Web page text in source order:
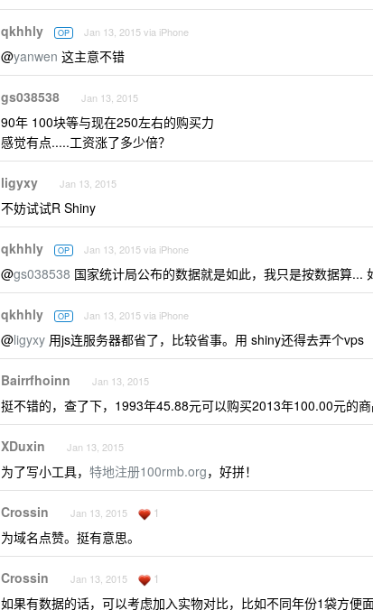
qkhhly OP Jan 13, 2015 via iPhone
@yanwen 这主意不错
gs038538 Jan 13, 2015
90年 100块等与现在250左右的购买力
感觉有点.....工资涨了多少倍？
ligyxy Jan 13, 2015
不妨试试R Shiny
qkhhly OP Jan 13, 2015 via iPhone
@gs038538 国家统计局公布的数据就是如此，我只是按数据算...
qkhhly OP Jan 13, 2015 via iPhone
@ligyxy 用js连服务器都省了，比较省事。用 shiny还得去弄个vps
Bairrfhoinn Jan 13, 2015
挺不错的，查了下，1993年45.88元可以购买2013年100.00元的商
XDuxin Jan 13, 2015
为了写小工具， 特地注册100rmb.org，好拼！
Crossin Jan 13, 2015 1
为域名点赞。挺有意思。
Crossin Jan 13, 2015 1
如果有数据的话，可以考虑加入实物对比，比如不同年份1袋方便